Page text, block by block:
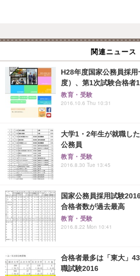
関連ニュース
H28年度国家公務員採
度）、第1次試験合格者
教育・受験
2016.10.6 Thu 10:31
大学1・2年生が就職し
公務員
教育・受験
2016.8.30 Tue 13:45
国家公務員採用試験
合格者数が過去最高
教育・受験
2016.8.22 Mon 10:41
合格者最多は「東大」
職試験2016